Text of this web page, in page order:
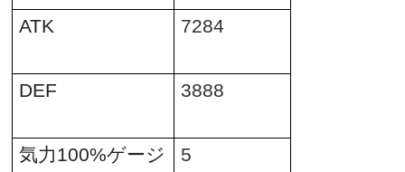
ATK 7284
DEF 3888
気力100%ゲージ 5